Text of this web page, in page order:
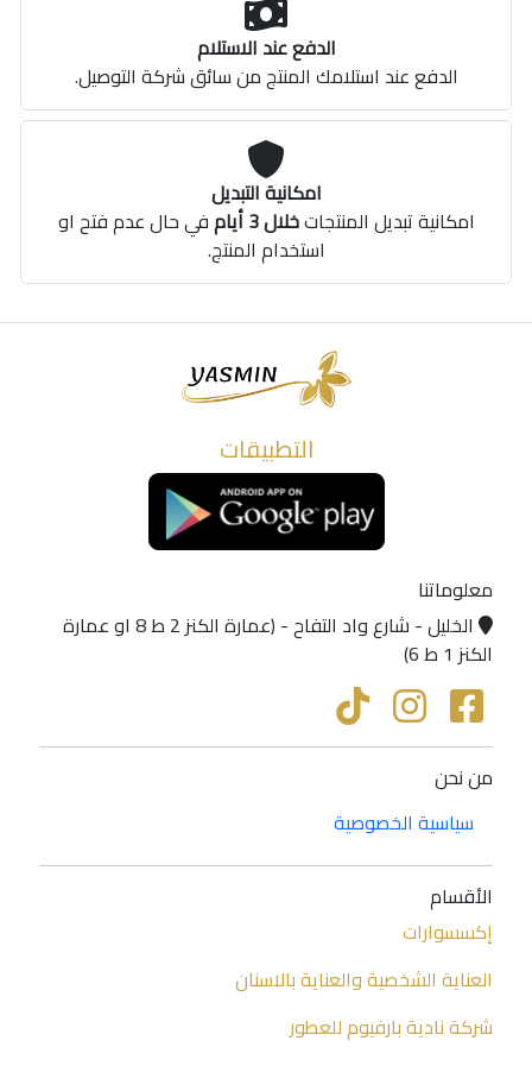
الدفع عند الاستلام
الدفع عند استلامك المنتج من سائق شركة التوصيل.
امكانية التبديل
امكانية تبديل المنتجاتخلال 3 أيام
في حال عدم فتح او
استخدام المنتج.
التطبيقات
معلوماتنا
الخليل - شارع واد التفاح - (عمارة الكنز 2 ط 8 او عمارة
الكنز 1 ط 6)
من نحن
سياسية الخصوصية
الأقسام
إكسسوارات
العناية الشخصية والعناية بالاسنان
شركة نادية بارفيوم للعطور